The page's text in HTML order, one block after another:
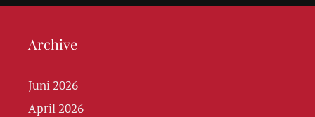
Archive
Juni 2026
April 2026